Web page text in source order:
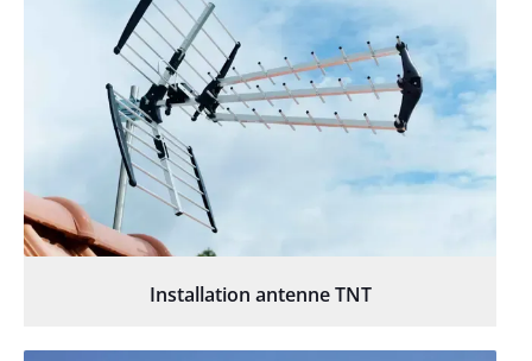
Installation antenne TNT